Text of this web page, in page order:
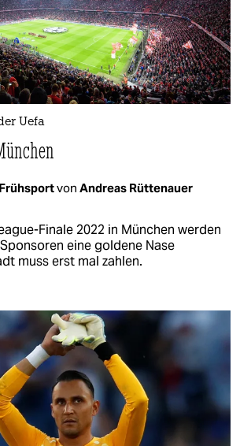
Uefa
Frühsportvon Andreas Rüttenauer
Finale 2022 in München werden
eine goldene Nase
muss erst mal zahlen.